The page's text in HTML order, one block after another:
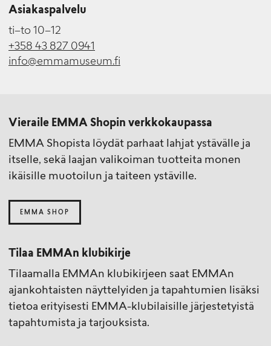
Asiakaspalvelu
ti–to 10–12
+358 43 827 0941
info@emmamuseum.fi
Vieraile EMMA Shopin verkkokaupassa
EMMA Shopista löydät parhaat lahjat ystävälle ja
itselle, sekä laajan valikoiman tuotteita monen
ikäisille muotoilun ja taiteen ystäville.
EMMA SHOP
Tilaa EMMAn klubikirje
Tilaamalla EMMAn klubikirjeen saat EMMAn
ajankohtaisten näyttelyiden ja tapahtumien lisäksi
tietoa erityisesti EMMA-klubilaisille järjestetyistä
tapahtumista ja tarjouksista.